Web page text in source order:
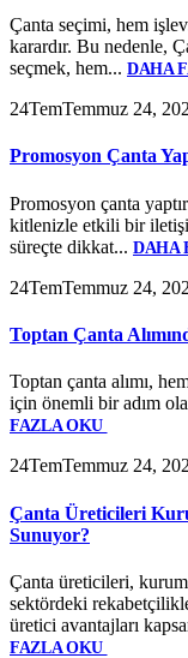
Çanta seçimi, hem
karardır. Bu nedenle,
seçmek, hem... DAHA
24TemTemmuz 24,
Promosyon Çanta
Promosyon çanta
kitlenizle etkili bir
süreçte dikkat... DAHA
24TemTemmuz 24,
Toptan Çanta
Toptan çanta alımı,
için önemli bir adım
FAZLA OKU
24TemTemmuz 24,
Çanta Üreticileri
Sunuyor?
Çanta üreticileri,
sektördeki
üretici avantajları
FAZLA OKU